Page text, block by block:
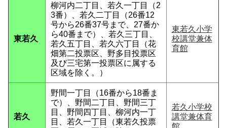
東若久
柳河内二丁目、若久一丁目（2
3番）、若久二丁目（26番12
号から26番37号まで、27番か
ら40番まで）、若久三丁目、
若久五丁目、若久六丁目（花
畑第二投票区、野多目投票区
及び三宅第一投票区に属する
区域を除く。）
東若久小学
校講堂兼体
育館
若久
野間一丁目（16番から18番ま
で）、野間二丁目、野間三丁
目、野間四丁目、柳河内一丁
目、若久一丁目（東若久投票
若久小学校
講堂兼体育
館